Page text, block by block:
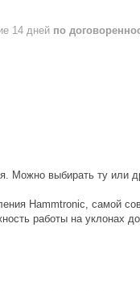
14 дней по
Можно выбирать ту или
Hammtronic, самой
работы на уклонах